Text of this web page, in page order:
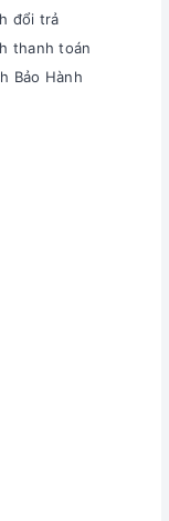
đổi trả
thanh toán
Bảo Hành